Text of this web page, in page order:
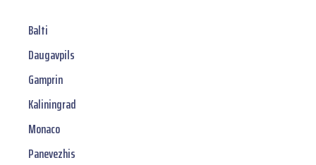
Balti
Daugavpils
Gamprin
Kaliningrad
Monaco
Panevezhis